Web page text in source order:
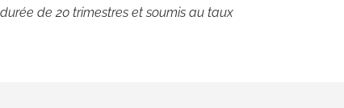
de 20 trimestres et soumis au taux